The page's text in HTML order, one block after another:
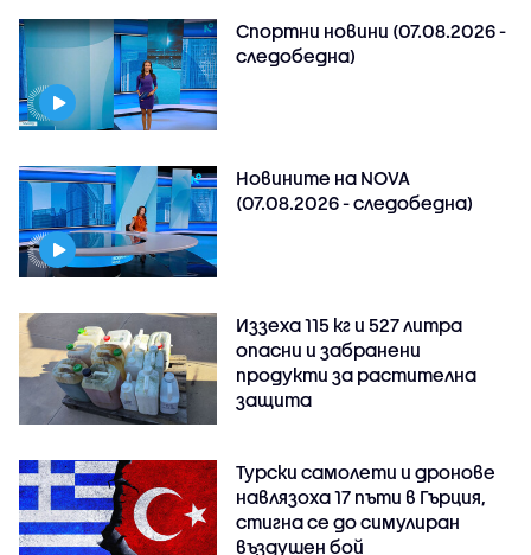
Спортни новини (07.08.2026 -
следобедна)
Новините на NOVA
(07.08.2026 - следобедна)
Иззеха 115 кг и 527 литра
опасни и забранени
продукти за растителна
защита
Турски самолети и дронове
навлязоха 17 пъти в Гърция,
стигна се до симулиран
въздушен бой